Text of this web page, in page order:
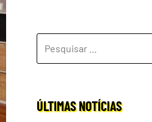
POR:
ÚLTIMAS NOTÍCIAS